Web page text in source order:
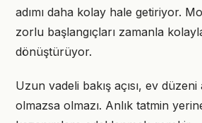
adımı daha kolay hale getiriyor.
zorlu başlangıçları zamanla
dönüştürüyor.
Uzun vadeli bakış açısı, ev düzeni
olmazsa olmazı. Anlık tatmin